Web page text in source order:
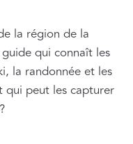
la région de la
qui connaît les
la randonnée et les
qui peut les capturer